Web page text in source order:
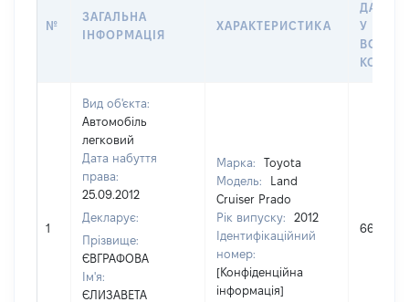
№
ЗАГАЛЬНА
ІНФОРМАЦІЯ
ХАРАКТЕРИСТИКА
ДАТУ
У
1
Вид об'єкта:
Автомобіль
легковий
Дата набуття
права:
25.09.2012
Декларує:
Прізвище:
ЄВГРАФОВА
Ім'я:
ЄЛИЗАВЕТА
Марка:
Toyota
Модель:
Land
Cruiser Prado
Рік випуску:
2012
Ідентифікаційний
номер:
[Конфіденційна
інформація]
664760